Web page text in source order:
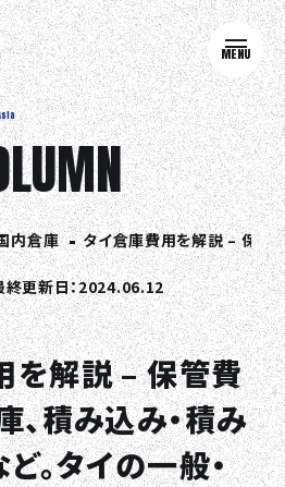
MENU
内倉庫 タイ倉庫費用を解説 – 保管費
更新日：2024.06.12
を解説 – 保管費
、積み込み・積み
。タイの一般・